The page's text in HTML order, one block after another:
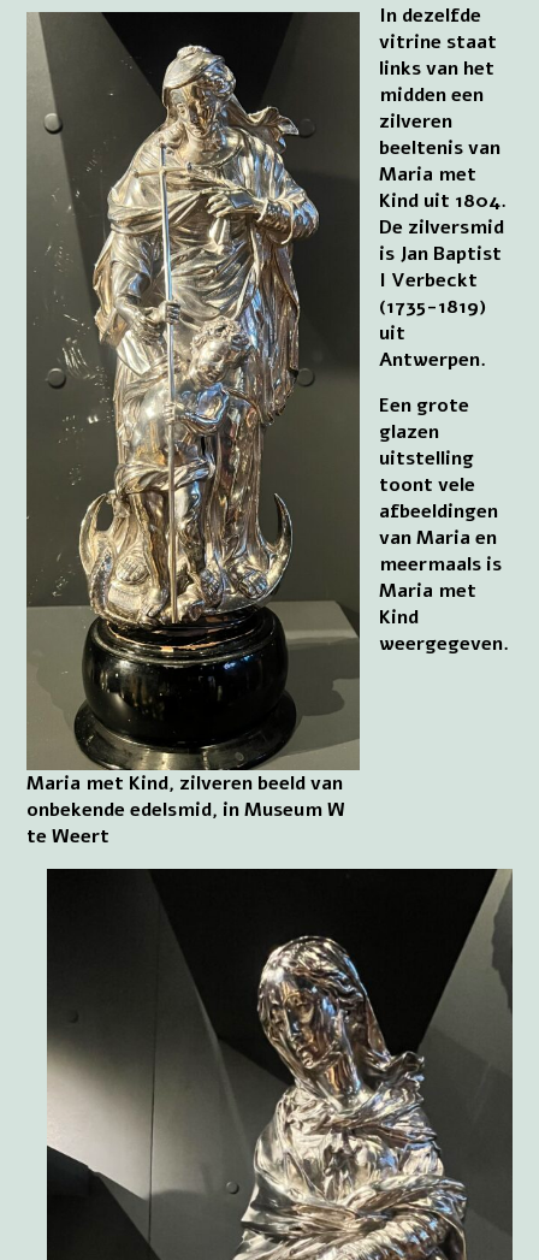
Maria met Kind, zilveren beeld van
onbekende edelsmid, in Museum W
te Weert
In dezelfde
vitrine staat
links van het
midden een
zilveren
beeltenis van
Maria met
Kind uit 1804.
De zilversmid
is Jan Baptist
I Verbeckt
(1735-1819)
uit
Antwerpen.
Een grote
glazen
uitstelling
toont vele
afbeeldingen
van Maria en
meermaals is
Maria met
Kind
weergegeven.